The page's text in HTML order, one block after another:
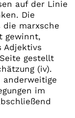
auf der Linie
Die
die marxsche
gewinnt,
Adjektivs
gestellt
(iv).
anderweitige
im